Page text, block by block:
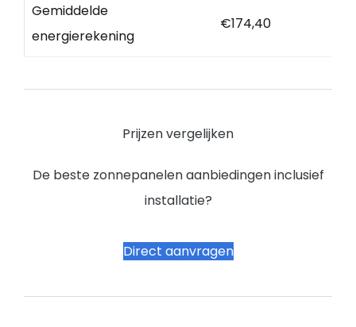
Gemiddelde
energierekening
€174,40
Prijzen vergelijken
De beste zonnepanelen aanbiedingen inclusief
installatie?
Direct aanvragen